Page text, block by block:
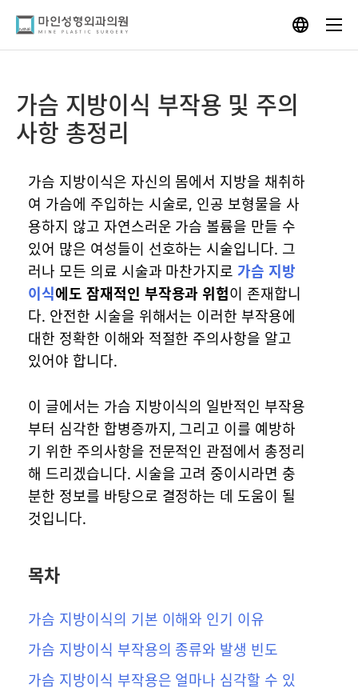
content
가슴 지방이식 부작용 및 주의
사항 총정리
가슴 지방이식은 자신의 몸에서 지방을 채취하
여 가슴에 주입하는 시술로, 인공 보형물을 사
용하지 않고 자연스러운 가슴 볼륨을 만들 수
있어 많은 여성들이 선호하는 시술입니다. 그
러나 모든 의료 시술과 마찬가지로 가슴 지방
이식에도 잠재적인 부작용과 위험이 존재합니
다. 안전한 시술을 위해서는 이러한 부작용에
대한 정확한 이해와 적절한 주의사항을 알고
있어야 합니다.
이 글에서는 가슴 지방이식의 일반적인 부작용
부터 심각한 합병증까지, 그리고 이를 예방하
기 위한 주의사항을 전문적인 관점에서 총정리
해 드리겠습니다. 시술을 고려 중이시라면 충
분한 정보를 바탕으로 결정하는 데 도움이 될
것입니다.
목차
가슴 지방이식의 기본 이해와 인기 이유
가슴 지방이식 부작용의 종류와 발생 빈도
가슴 지방이식 부작용은 얼마나 심각할 수 있